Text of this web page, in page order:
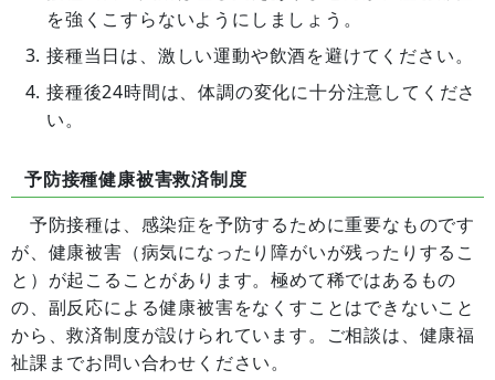
を強くこすらないようにしましょう。
接種当日は、激しい運動や飲酒を避けてください。
接種後24時間は、体調の変化に十分注意してくださ
い。
予防接種健康被害救済制度
予防接種は、感染症を予防するために重要なものです
が、健康被害（病気になったり障がいが残ったりするこ
と）が起こることがあります。極めて稀ではあるもの
の、副反応による健康被害をなくすことはできないこと
から、救済制度が設けられています。ご相談は、健康福
祉課までお問い合わせください。